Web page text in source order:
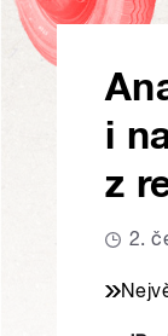
i
z
2.